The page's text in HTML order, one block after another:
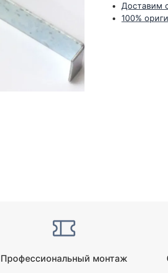
Доставим
100%
Профессиональный монтаж